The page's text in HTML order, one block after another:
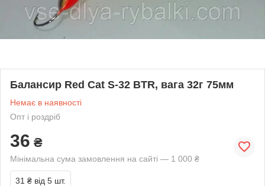
Балансир Red Cat S-32 BTR, вага 32г 75мм
Немає в наявності
Опт і роздріб
36 ₴
Мінімальна сума замовлення на сайті — 1 000 ₴
31 ₴ від 5 шт.